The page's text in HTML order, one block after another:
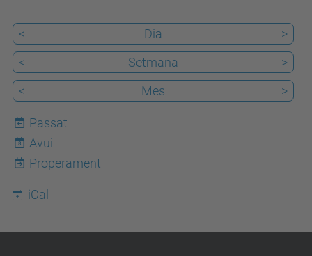
< Dia
>
<
Setmana
>
<
Mes >
Passat
8
Avui
Properament
iCal